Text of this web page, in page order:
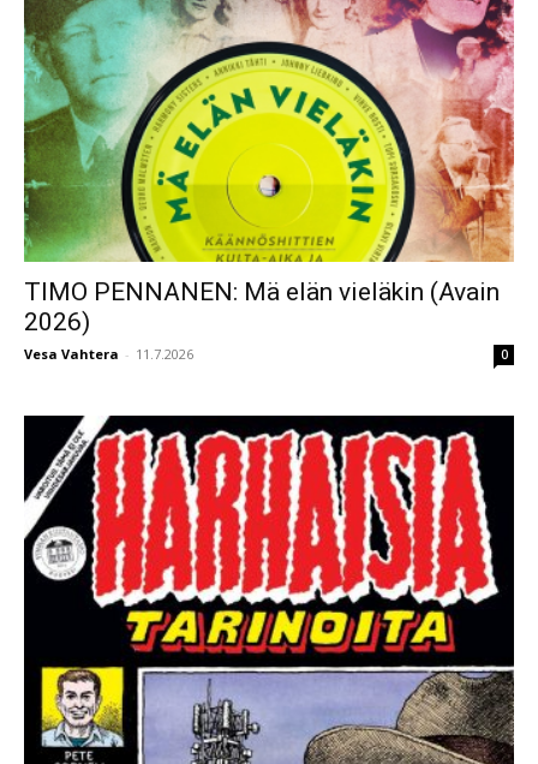
TIMO PENNANEN: Mä elän vieläkin (Avain
2026)
Vesa Vahtera - 11.7.2026 0